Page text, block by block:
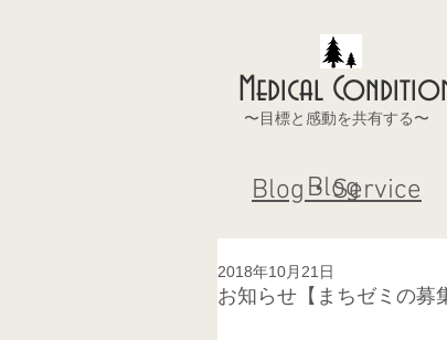
Medical
〜目標と感動を共有する〜
Blog
Blog・Service
お知らせ【まちゼミの募
2018年10月21日